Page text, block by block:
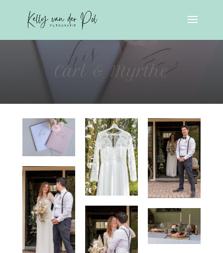
Carl & Myrthe